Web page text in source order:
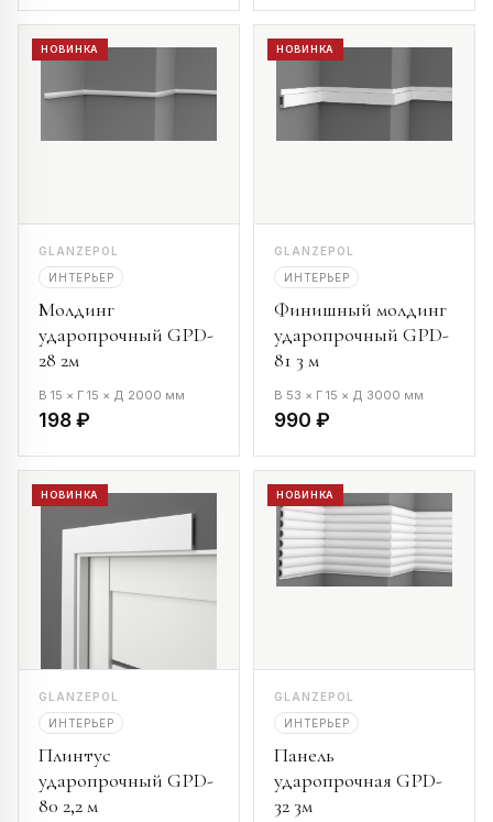
НОВИНКА
GLANZEPOL
ИНТЕРЬЕР
Молдинг
ударопрочный GPD-
28 2м
В 15 × Г 15 × Д 2000 мм
198 ₽
НОВИНКА
GLANZEPOL
ИНТЕРЬЕР
Финишный молдинг
ударопрочный GPD-
81 3 м
В 53 × Г 15 × Д 3000 мм
990 ₽
НОВИНКА
GLANZEPOL
ИНТЕРЬЕР
Плинтус
ударопрочный GPD-
80 2,2 м
НОВИНКА
GLANZEPOL
ИНТЕРЬЕР
Панель
ударопрочная GPD-
32 3м